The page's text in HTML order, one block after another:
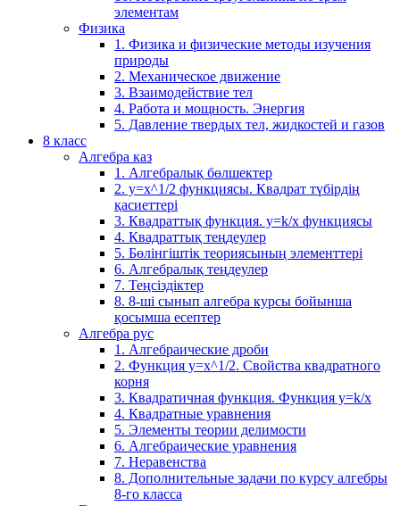
элементам
Физика
1. Физика и физические методы изучения
природы
2. Механическое движение
3. Взаимодействие тел
4. Работа и мощность. Энергия
5. Давление твердых тел, жидкостей и газов
8 класс
Алгебра каз
1. Алгебралық бөлшектер
2. у=х^1/2 функциясы. Квадрат түбірдің
қасиеттері
3. Квадраттық функция. у=k/x функциясы
4. Квадраттық теңдеулер
5. Бөлінгіштік теориясының элементтері
6. Алгебралық теңдеулер
7. Теңсіздіктер
8. 8-ші сынып алгебра курсы бойынша
қосымша есептер
Алгебра рус
1. Алгебраические дроби
2. Функция y=x^1/2. Свойства квадратного
корня
3. Квадратичная функция. Функция у=k/x
4. Квадратные уравнения
5. Элементы теории делимости
6. Алгебраические уравнения
7. Неравенства
8. Дополнительные задачи по курсу алгебры
8-го класса